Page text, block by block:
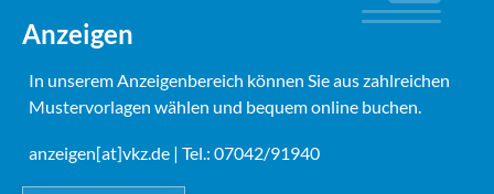
Anzeigen
In unserem Anzeigenbereich können Sie aus zahlreichen
Mustervorlagen wählen und bequem online buchen.
anzeigen[at]vkz.de | Tel.: 07042/91940